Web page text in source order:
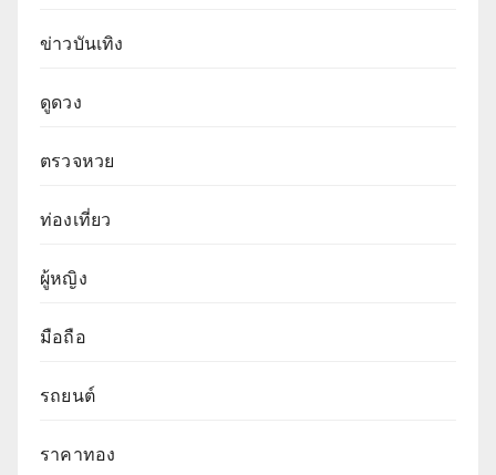
ข่าวบันเทิง
ดูดวง
ตรวจหวย
ท่องเที่ยว
ผู้หญิง
มือถือ
รถยนต์
ราคาทอง